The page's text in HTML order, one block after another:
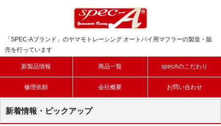
「SPEC-Aブランド」のヤマモトレーシング オートバイ用マフラーの製造・販
売を行っています
新製品情報 商品一覧 specAのこだわり
修理依頼 会社概要 お問い合わせ
新着情報・ピックアップ